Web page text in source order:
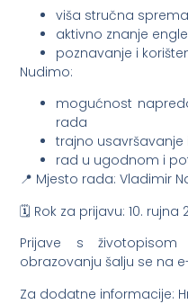
viša stručna sprema
aktivno znanje
poznavanje i
Nudimo:
mogućnost
rada
trajno usavršavanje
rad u ugodnom i
📍 Mjesto rada: Vladimir
🗓 Rok za prijavu: 10. rujna
Prijave s
obrazovanju šalju se na
Za dodatne informacije: